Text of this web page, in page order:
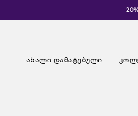
ახალი დამატებული